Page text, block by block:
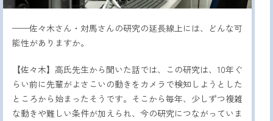
——佐々木さん・対馬さんの研究の延長線上には、どんな可
能性がありますか。
【佐々木】高氏先生から聞いた話では、この研究は、10年ぐ
らい前に先輩がよさこいの動きをカメラで検知しようとした
ところから始まったそうです。そこから毎年、少しずつ複雑
な動きや難しい条件が加えられ、今の研究につながっていま